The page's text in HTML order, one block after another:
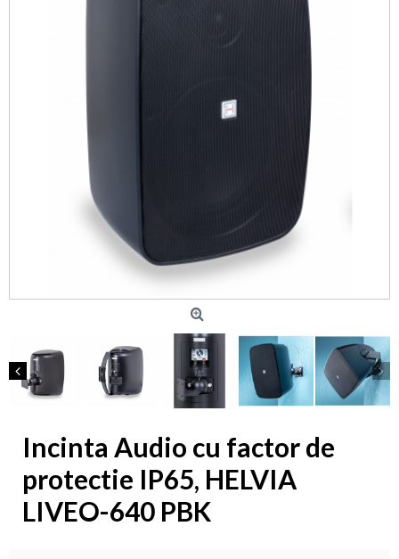
Incinta Audio cu factor de
protectie IP65, HELVIA
LIVEO-640 PBK